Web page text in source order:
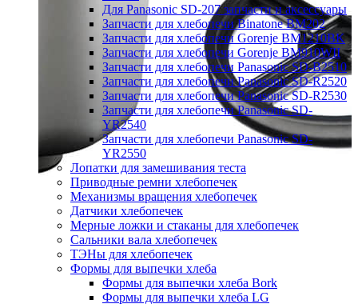
Для Panasonic SD-207 запчасти и аксессуары
Запчасти для хлебопечи Binatone BM202
Запчасти для хлебопечи Gorenje BM1210BK
Запчасти для хлебопечи Gorenje BM910WII
Запчасти для хлебопечи Panasonic SD-B2510
Запчасти для хлебопечи Panasonic SD-R2520
Запчасти для хлебопечи Panasonic SD-R2530
Запчасти для хлебопечи Panasonic SD-
YR2540
Запчасти для хлебопечи Panasonic SD-
YR2550
Лопатки для замешивания теста
Приводные ремни хлебопечек
Механизмы вращения хлебопечек
Датчики хлебопечек
Мерные ложки и стаканы для хлебопечек
Сальники вала хлебопечек
ТЭНы для хлебопечек
Формы для выпечки хлеба
Формы для выпечки хлеба Bork
Формы для выпечки хлеба LG